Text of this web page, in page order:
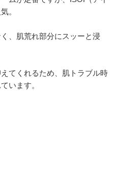
。
、肌荒れ部分にスッーと浸
てくれるため、肌トラブル時
います。